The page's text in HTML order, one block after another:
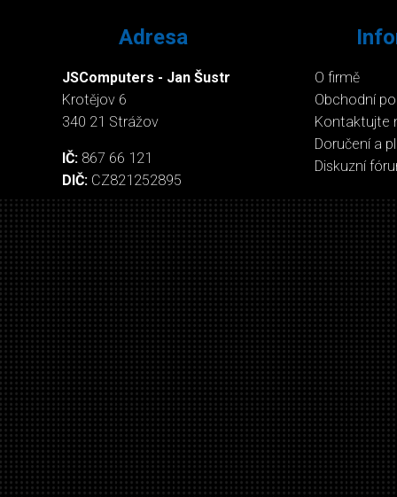
Adresa
JSComputers - Jan Šustr
Krotějov 6
340 21 Strážov
IČ: 867 66 121
DIČ: CZ821252895
O firmě
Obchodní
Kontaktujte
Doručení a
Diskuzní